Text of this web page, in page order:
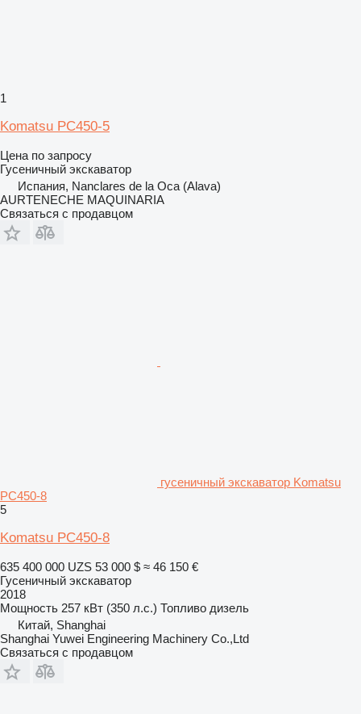
1
Komatsu PC450-5
Цена по запросу
Гусеничный экскаватор
Испания, Nanclares de la Oca (Alava)
AURTENECHE MAQUINARIA
Связаться с продавцом
гусеничный экскаватор Komatsu
PC450-8
5
Komatsu PC450-8
635 400 000 UZS 53 000 $ ≈ 46 150 €
Гусеничный экскаватор
2018
Мощность 257 кВт (350 л.с.) Топливо дизель
Китай, Shanghai
Shanghai Yuwei Engineering Machinery Co.,Ltd
Связаться с продавцом